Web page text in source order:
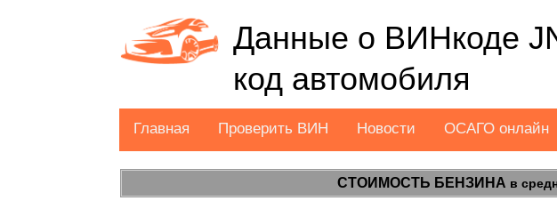
Данные о ВИНкоде
код автомобиля
Главная Проверить ВИН Новости ОСАГО онлайн
СТОИМОСТЬ БЕНЗИНА в